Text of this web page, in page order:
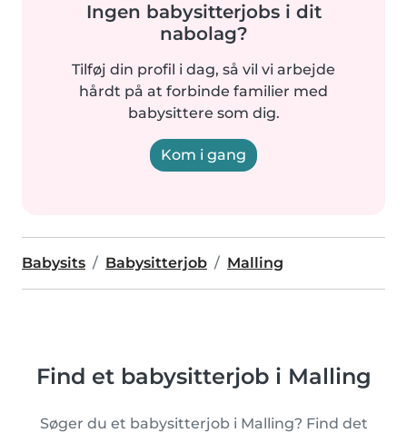
Ingen babysitterjobs i dit
nabolag?
Tilføj din profil i dag, så vil vi arbejde
hårdt på at forbinde familier med
babysittere som dig.
Kom i gang
Babysits Babysitterjob Malling
Find et babysitterjob i Malling
Søger du et babysitterjob i Malling? Find det